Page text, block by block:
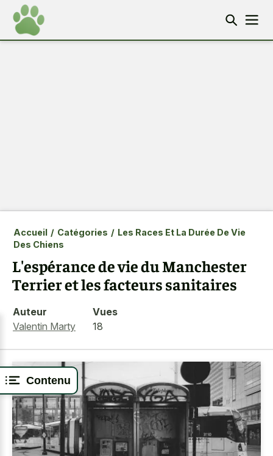
Contenu
Accueil / Catégories / Les Races Et La Durée De Vie
Des Chiens
L'espérance de vie du Manchester
Terrier et les facteurs sanitaires
Auteur
Valentin Marty
Vues
18